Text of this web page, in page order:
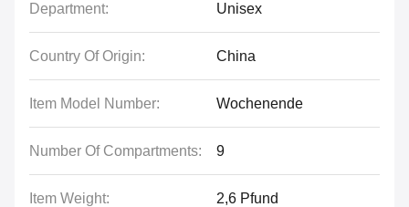
Department: Unisex
Country Of Origin: China
Item Model Number: Wochenende
Number Of Compartments: 9
Item Weight: 2,6 Pfund